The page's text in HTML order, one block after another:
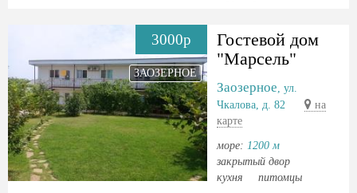
3000р
ЗАОЗЕРНОЕ
Гостевой дом
"Марсель"
Заозерное, ул.
Чкалова, д. 82
на
карте
море: 1200 м
закрытый двор
кухня
питомцы